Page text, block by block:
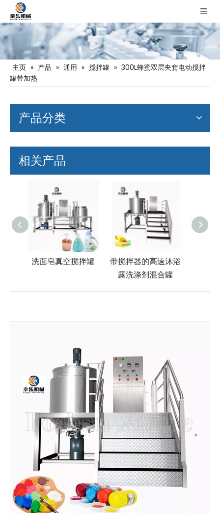
主页 » 产品 » 通用 » 搅拌罐 » 300L蜂蜜双层夹套电动搅拌
罐带加热
产品分类
相关产品
带搅拌器的高速沐浴
1000L洗发水圆形不
锈钢搅拌罐